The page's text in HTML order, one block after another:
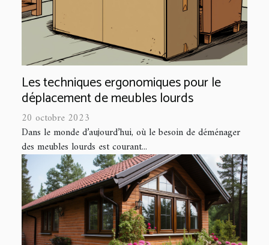
Les techniques ergonomiques pour le
déplacement de meubles lourds
20 octobre 2023
Dans le monde d’aujourd’hui, où le besoin de déménager
des meubles lourds est courant...